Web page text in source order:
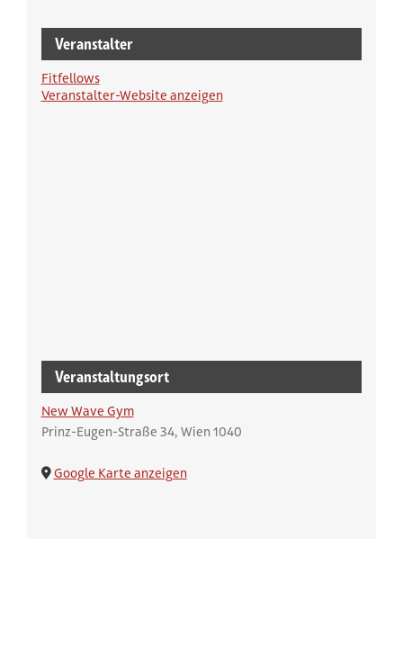
Veranstalter
Fitfellows
Veranstalter-Website anzeigen
Veranstaltungsort
New Wave Gym
Prinz-Eugen-Straße 34 Wien 1040
Google Karte anzeigen